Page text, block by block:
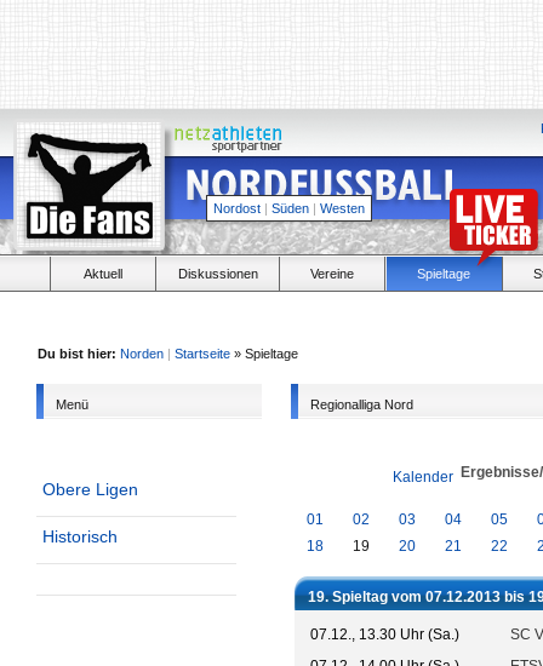
Nordost | Süden | Westen
Aktuell Diskussionen Vereine Spieltage
Du bist hier: Norden | Startseite » Spieltage
Menü
Obere Ligen
Historisch
Regionalliga Nord
Kalender
01 02 03 04 05
18
19 20 21 22
19. Spieltag vom 07.12.2013 bis
07.12., 13.30 Uhr (Sa.)
SC